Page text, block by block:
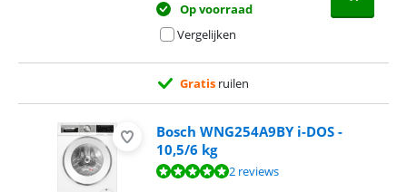
Op voorraad
Vergelijken
Gratis ruilen
Bosch WNG254A9BY i-DOS -
10,5/6 kg
Beoordeling is 10 van de 10, gebaseerd op 2 reviews.
2 reviews